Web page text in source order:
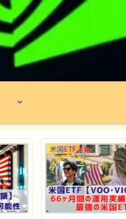
ポートフォリオ